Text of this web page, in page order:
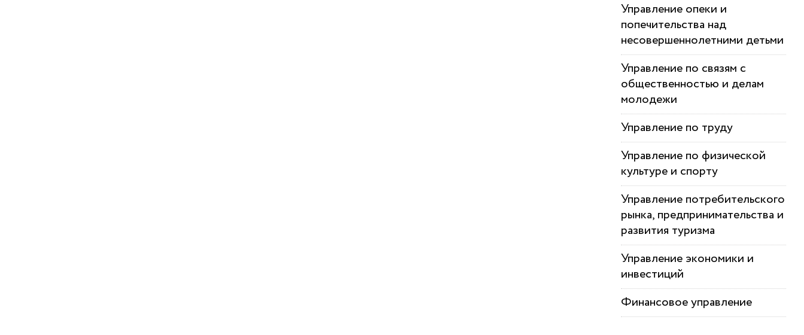
Управление опеки и
попечительства над
несовершеннолетними детьми
Управление по связям с
общественностью и делам
молодежи
Управление по труду
Управление по физической
культуре и спорту
Управление потребительского
рынка, предпринимательства и
развития туризма
Управление экономики и
инвестиций
Финансовое управление